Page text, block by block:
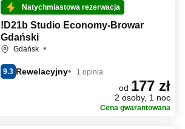
Natychmiastowa rezerwacja
!D21b Studio Economy-Browar
Gdański
Gdańsk
9.3 Rewelacyjny 1 opinia
od 177 zł
2 osoby, 1 noc
Cena gwarantowana